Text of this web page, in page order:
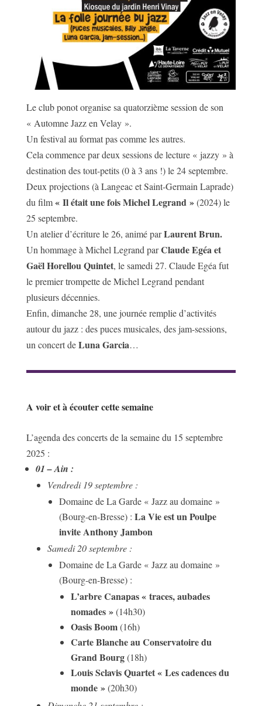
Le club ponot organise sa quatorzième session de son
« Automne Jazz en Velay ».
Un festival au format pas comme les autres.
Cela commence par deux sessions de lecture « jazzy » à
destination des tout-petits (0 à 3 ans !) le 24 septembre.
Deux projections (à Langeac et Saint-Germain Laprade)
du film« Il était une fois Michel Legrand »(2024) le
25 septembre.
Un atelier d’écriture le 26, animé parLaurent Brun.
Un hommage à Michel Legrand parClaude Egéa et
Gaël Horellou Quintet, le samedi 27. Claude Egéa fut
le premier trompette de Michel Legrand pendant
plusieurs décennies.
Enfin, dimanche 28, une journée remplie d’activités
autour du jazz : des puces musicales, des jam-sessions,
un concert deLuna Garcia…
A voir et à écouter cette semaine
L’agenda des concerts de la semaine du 15 septembre
2025 :
01 – Ain :
Vendredi 19 septembre :
Domaine de La Garde « Jazz au domaine »
(Bourg-en-Bresse) : La Vie est un Poulpe
invite Anthony Jambon
Samedi 20 septembre :
Domaine de La Garde « Jazz au domaine »
(Bourg-en-Bresse) :
L’arbre Canapas « traces, aubades
nomades »(14h30)
Oasis Boom(16h)
Carte Blanche au Conservatoire du
Grand Bourg(18h)
Louis Sclavis Quartet « Les cadences du
monde »(20h30)